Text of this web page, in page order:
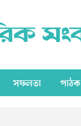
সফলতা পাঠক